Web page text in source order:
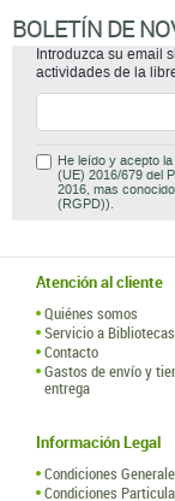
BOLETÍN DE
Introduzca su email
actividades de la
He leído y acepto la
(UE) 2016/679 del
2016, mas
(RGPD)).
Atención al cliente
Quiénes somos
Servicio a Bibliotecas
Contacto
Gastos de envío y
entrega
Información Legal
Condiciones
Condiciones